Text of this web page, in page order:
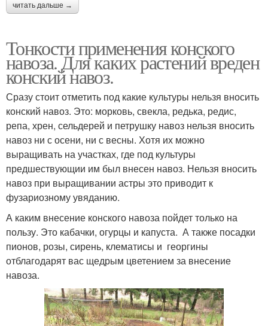
читать дальше →
Тонкости применения конского
навоза. Для каких растений вреден
конский навоз.
Сразу стоит отметить под какие культуры нельзя вносить
конский навоз. Это: морковь, свекла, редька, редис,
репа, хрен, сельдерей и петрушку навоз нельзя вносить
навоз ни с осени, ни с весны. Хотя их можно
выращивать на участках, где под культуры
предшествующии им был внесен навоз. Нельзя вносить
навоз при выращивании астры это приводит к
фузариозному увяданию.
А каким внесение конского навоза пойдет только на
пользу. Это кабачки, огурцы и капуста. А также посадки
пионов, розы, сирень, клематисы и георгины
отблагодарят вас щедрым цветением за внесение
навоза.